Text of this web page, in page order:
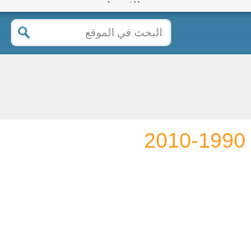
الاجتماعي